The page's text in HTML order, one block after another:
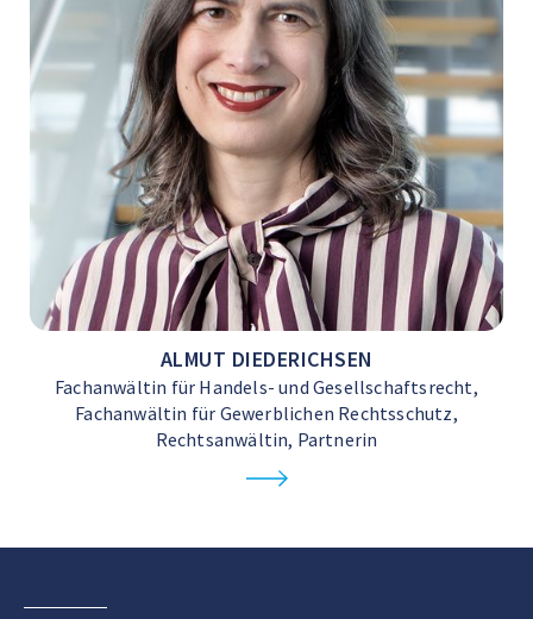
ALMUT DIEDERICHSEN
Fachanwältin für Handels- und Gesellschaftsrecht,
Fachanwältin für Gewerblichen Rechtsschutz,
Rechtsanwältin, Partnerin